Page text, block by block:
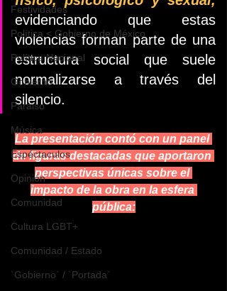
Festividades
Política < Gobierno de México
Política Nacional
Gobierno
Paraiso
Música
Espéctaculos
Opinión
Comunidad
Cultura LGBT+
Comunidad / Estado
`Gobierno` / `Portada`
evidenciando que estas
violencias forman parte de una
estructura social que suele
normalizarse a través del
silencio.
La presentación contó con un panel
de figuras destacadas que aportaron
perspectivas únicas sobre el
impacto de la obra en la esfera
pública: